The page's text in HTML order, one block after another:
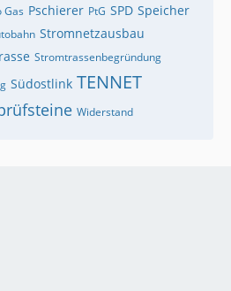
Gas Pschierer PtG SPD Speicher
Stromnetzausbau
Stromtrassenbegründung
Südostlink TENNET
Widerstand